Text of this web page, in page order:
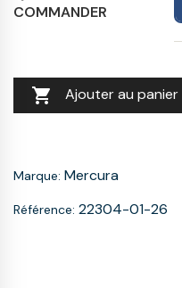
COMMANDER
 Ajouter au panier
Marque: Mercura
Référence: 22304-01-26